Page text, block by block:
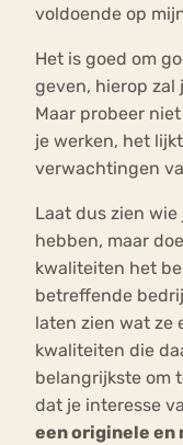
voldoende op
Het is goed om
geven, hierop zal
Maar probeer
je werken, het
verwachtingen
Laat dus zien
hebben, maar
kwaliteiten het
betreffende
laten zien wat ze
kwaliteiten die
belangrijkste om
dat je interesse
een originele en